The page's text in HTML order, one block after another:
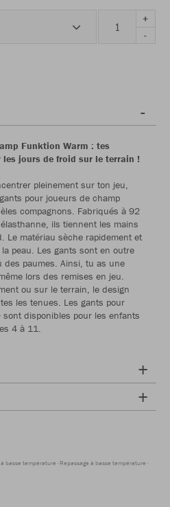
+
-
Funktion Warm : tes
jours de froid sur le terrain !
pleinement sur ton jeu,
pour joueurs de champ
compagnons. Fabriqués à 92
ils tiennent les mains
Le matériau sèche rapidement et
peau. Les gants sont en outre
des paumes. Ainsi, tu as une
lors des remises en jeu.
ou sur le terrain, le design
les tenues. Les gants pour
sont disponibles pour les enfants
4 à 11.
basse température Repassage à basse température